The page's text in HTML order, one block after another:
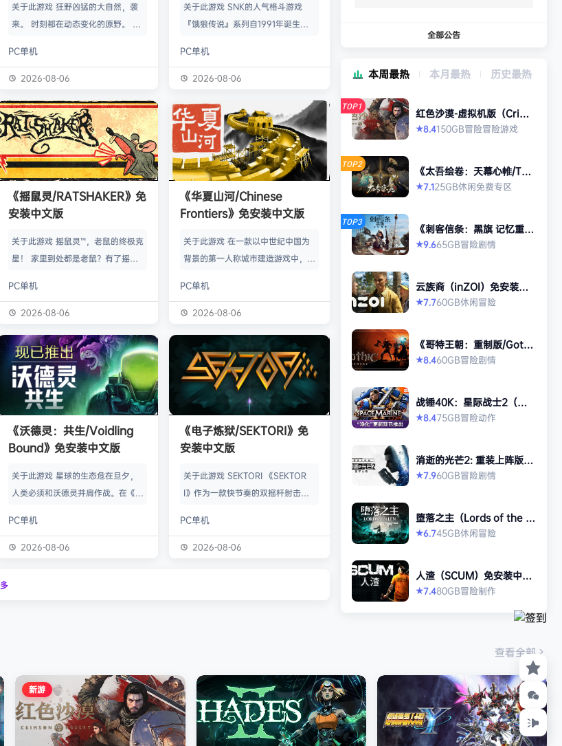
版
关于此游戏 狂野凶猛的大自然，袭
来。 时刻都在动态变化的原野。 这
的怪物与人们的故事。 你会化为以
狩猎强大怪物为生的“猎人”，使用狩
并逐渐解明这个世界与人们之间的关
联。 进化的狩猎动作，寻求连续不
断的沉浸感，究极的狩猎体验正等待
你的到来。 故事 数年前，在公会还
没有调查过的未踏足领域“封禁之地”
的边境上，一名少年“纳塔”获救。
公会根…
PC单机
2026-08-06
关于此游戏 SNK的人气格斗游戏
『饿狼传说』系列自1991年诞生以
潮。从1999年的『饿狼 -MARK OF
THE WOLVES-』起，时隔26年，
the Wolves』终于登场！ ■新实装
了加速兴奋的“REV系统”！ 新实装
的“REV系统”可以从战斗开始发动各
种特殊攻击！“REV武技”、“REV加
速”，还有S.P.G.区…
PC单机
2026-08-06
《摇鼠灵/RATSHAKER》免
安装中文版
关于此游戏 摇鼠灵™，老鼠的终极克
星！ 家里到处都是老鼠？有了摇鼠
灭所有不速之客！拿在手上大力摇，
剩下的交给摇鼠灵™就行了。不用夹
摸丢死老鼠！ 有了摇鼠灵™，一切尽
在掌握！把那只老鼠摇到服从，看着
“鼠条”填满。摇得多了，就能慢慢彻
底解决你的问题了。摇鼠灵™起效
快，用法简单，效果绝佳，让你的烦
恼瞬间无影无踪。 为什么选择摇鼠
灵™？ 轻松…
PC单机
2026-08-06
《华夏山河/Chinese
Frontiers》免安装中文版
关于此游戏 在一款以中世纪中国为
背景的第一人称城市建造游戏中，规
的工匠起步，循序渐进地规划、生产
并筑起宏伟建筑。管理村民，搭建生
的节奏繁荣发展——无压力，并享受
精巧系统带来的成就感。 探索三大
区域——山间隘口、沙漠平原与肥沃
河谷——各自拥有独特资源、挑战与
令人忍不住截图的景致。地貌不仅是
背景；它会塑造你的策略与可达成的
目标。发掘古老工…
PC单机
2026-08-06
《沃德灵：共生/Voidling
Bound》免安装中文版
关于此游戏 星球的生态危在旦夕，
人类必须和沃德灵并肩作战。在《沃
生物学家，与被称为“沃德灵”的生物
神经链接。不断孵化、培育、升级、
挡、反击等技能的配…
PC单机
2026-08-06
《电子炼狱/SEKTORI》免
安装中文版
关于此游戏 SEKTORI 《SEKTOR
I》作为一款快节奏的双摇杆射击游
慎选择升级项目，打造强大的构筑，
置身风云变幻的战场，迎战源源不断
人种…
PC单机
2026-08-06
全部公告
本周最热 本月最热 历史最热
TOP1
红色沙漠-虚拟机版（Crims
on Desert HYPERVISO
R）免安装中文版
★8.4150GB冒险冒险游戏
TOP2
《太吾绘卷：天幕心帷/The
Scroll of Taiwu : Beyond
The Dom》免安装中文版
★7.125GB休闲免费专区
TOP3
《刺客信条：黑旗 记忆重
置-虚拟机版/Assassin’s Cr
eed Black Flag Resynced
★9.665GB冒险剧情
云族裔（inZOI）免安装中
文版
★7.760GB休闲冒险
《哥特王朝：重制版/Gothi
c 1 Remake》免安装中文
版
★8.460GB冒险剧情
战锤40K：星际战士2（Wa
rhammer 40,000: Space
Marine 2）免安装中文版
★8.475GB冒险动作
消逝的光芒2: 重装上阵版
（Dying Light 2 Stay Hu
man: Reloaded Edition）
★7.960GB冒险剧情
堕落之主（Lords of the F
allen）免安装中文版
★6.745GB休闲冒险
人渣（SCUM）免安装中文
版
★7.480GB冒险制作
查看全部
新游